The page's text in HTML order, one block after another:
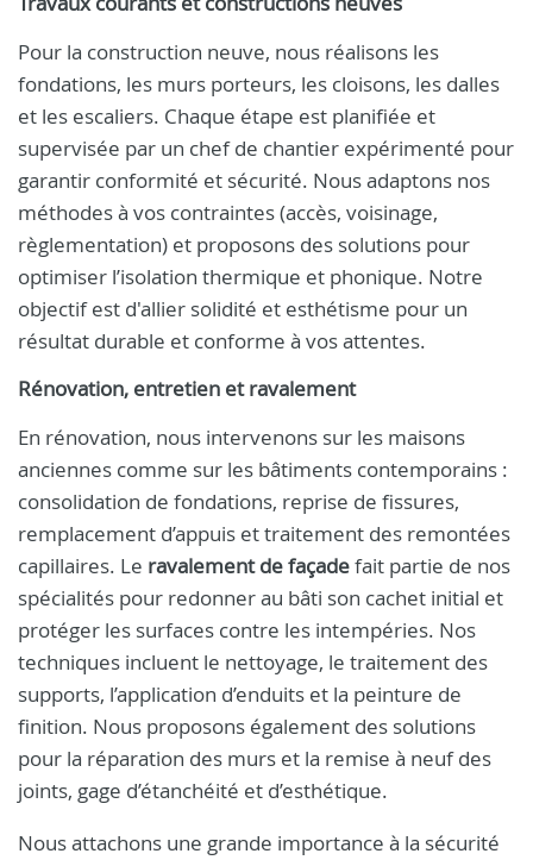
Pour la construction neuve, nous réalisons les
fondations, les murs porteurs, les cloisons, les dalles
et les escaliers. Chaque étape est planifiée et
supervisée par un chef de chantier expérimenté pour
garantir conformité et sécurité. Nous adaptons nos
méthodes à vos contraintes (accès, voisinage,
règlementation) et proposons des solutions pour
optimiser l’isolation thermique et phonique. Notre
objectif est d'allier solidité et esthétisme pour un
résultat durable et conforme à vos attentes.
Rénovation, entretien et ravalement
En rénovation, nous intervenons sur les maisons
anciennes comme sur les bâtiments contemporains :
consolidation de fondations, reprise de fissures,
remplacement d’appuis et traitement des remontées
capillaires. Le ravalement de façadefait partie de nos
spécialités pour redonner au bâti son cachet initial et
protéger les surfaces contre les intempéries. Nos
techniques incluent le nettoyage, le traitement des
supports, l’application d’enduits et la peinture de
finition. Nous proposons également des solutions
pour la réparation des murs et la remise à neuf des
joints, gage d’étanchéité et d’esthétique.
Nous attachons une grande importance à la sécurité